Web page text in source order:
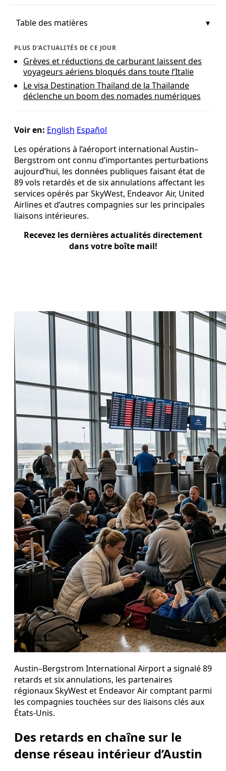
Table des matières
PLUS D’ACTUALITÉS DE CE JOUR
Grèves et réductions de carburant laissent des
voyageurs aériens bloqués dans toute l’Italie
Le visa Destination Thailand de la Thaïlande
déclenche un boom des nomades numériques
Voir en: English Español
Les opérations à l’aéroport international Austin–
Bergstrom ont connu d’importantes perturbations
aujourd’hui, les données publiques faisant état de
89 vols retardés et de six annulations affectant les
services opérés par SkyWest, Endeavor Air, United
Airlines et d’autres compagnies sur les principales
liaisons intérieures.
Recevez les dernières actualités directement
dans votre boîte mail!
Austin–Bergstrom International Airport a signalé 89
retards et six annulations, les partenaires
régionaux SkyWest et Endeavor Air comptant parmi
les compagnies touchées sur des liaisons clés aux
États‑Unis.
Des retards en chaîne sur le
dense réseau intérieur d’Austin